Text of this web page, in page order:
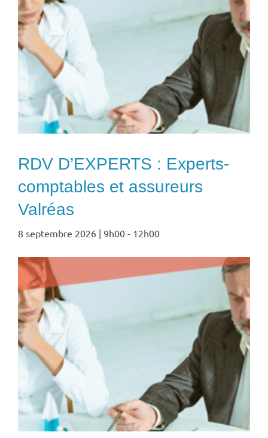
RDV D’EXPERTS : Experts-
comptables et assureurs
Valréas
8 septembre 2026 | 9h00 - 12h00